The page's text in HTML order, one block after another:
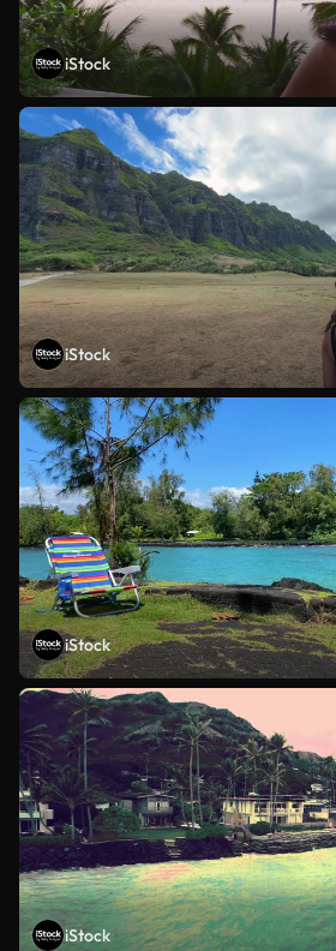
iStock
iStock
iStock
iStock